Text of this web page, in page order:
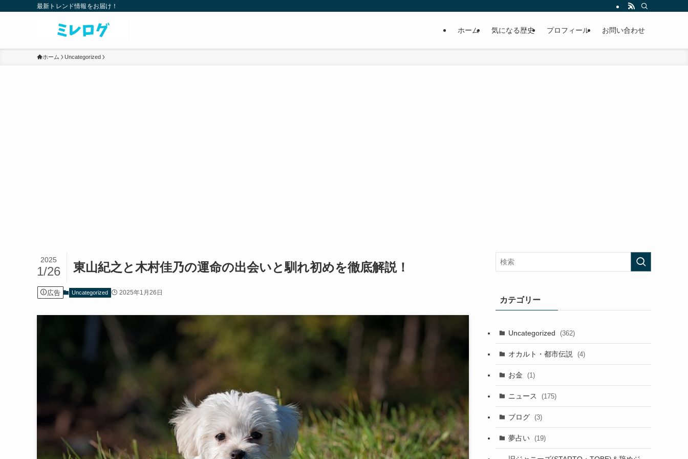
最新トレンド情報をお届け！
ホーム 気になる歴史 プロフィール お問い合わせ
ホーム Uncategorized
東山紀之と木村佳乃の運命の出会いと馴れ初めを徹底解説！
2025
1/26
広告 Uncategorized 2025年1月26日
カテゴリー
Uncategorized (362)
オカルト・都市伝説 (4)
お金 (1)
ニュース (175)
ブログ (3)
夢占い (19)